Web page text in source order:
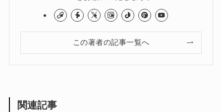
この著者の記事一覧へ
関連記事